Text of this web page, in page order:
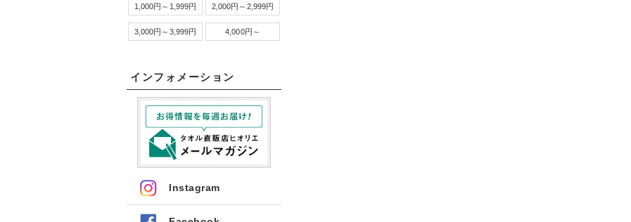
1,000円～1,999円 2,000円～2,999円
3,000円～3,999円 4,000円～
インフォメーション
Instagram